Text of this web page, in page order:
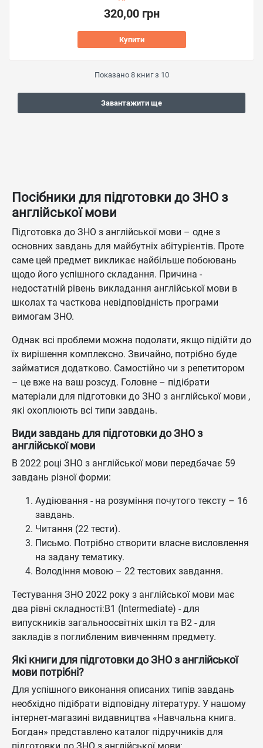
320,00 грн
Купити
Показано 8книг з 10
Завантажити ще
Посібники для підготовки до ЗНО з
англійської мови
Підготовка до ЗНО з англійської мови – одне з
основних завдань для майбутніх абітурієнтів. Проте
саме цей предмет викликає найбільше побоювань
щодо його успішного складання. Причина -
недостатній рівень викладання англійської мови в
школах та часткова невідповідність програми
вимогам ЗНО.
Однак всі проблеми можна подолати, якщо підійти до
їх вирішення комплексно. Звичайно, потрібно буде
займатися додатково. Самостійно чи з репетитором
– це вже на ваш розсуд. Головне – підібрати
матеріали для підготовки до ЗНО з англійської мови ,
які охоплюють всі типи завдань.
Види завдань для підготовки до ЗНО з
англійської мови
В 2022 році ЗНО з англійської мови передбачає 59
завдань різної форми:
Аудіювання - на розуміння почутого тексту – 16
завдань.
Читання (22 тести).
Письмо. Потрібно створити власне висловлення
на задану тематику.
Володіння мовою – 22 тестових завдання.
Тестування ЗНО 2022 року з англійської мови має
два рівні складності:В1 (Intermediate) - для
випускників загальноосвітніх шкіл та В2 - для
закладів з поглибленим вивченням предмету.
Які книги для підготовки до ЗНО з англійської
мови потрібні?
Для успішного виконання описаних типів завдань
необхідно підібрати відповідну літературу. У нашому
інтернет-магазині видавництва «Навчальна книга.
Богдан» представлено каталог підручників для